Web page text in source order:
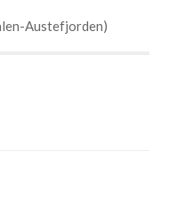
Austefjorden)